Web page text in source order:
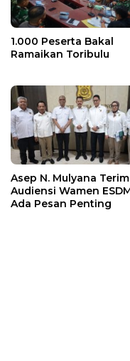
1.000 Peserta Bakal
Ramaikan Toribulu
Asep N. Mulyana
Audiensi Wamen
Ada Pesan Penting